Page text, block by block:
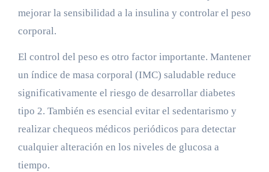
mejorar la sensibilidad a la insulina y controlar el peso
corporal.
El control del peso es otro factor importante. Mantener
un índice de masa corporal (IMC) saludable reduce
significativamente el riesgo de desarrollar diabetes
tipo 2. También es esencial evitar el sedentarismo y
realizar chequeos médicos periódicos para detectar
cualquier alteración en los niveles de glucosa a
tiempo.